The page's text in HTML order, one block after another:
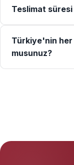
Teslimat
Türkiye'nin her
musunuz?